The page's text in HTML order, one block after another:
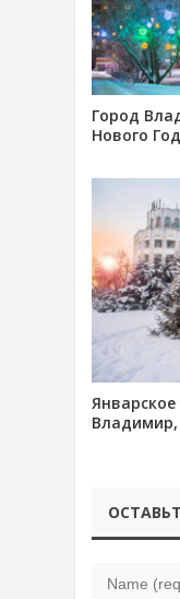
Город
Нового
Владимир,